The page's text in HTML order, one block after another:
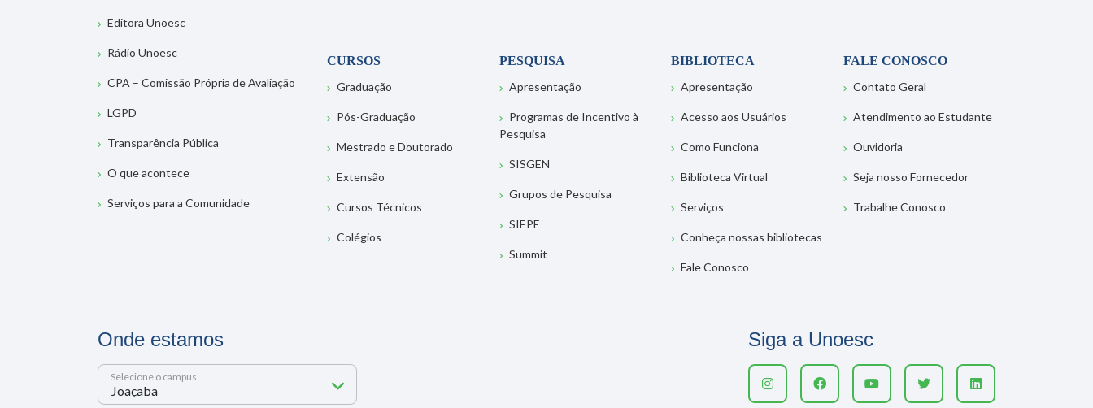
Editora Unoesc
Rádio Unoesc
CPA – Comissão Própria de Avaliação
LGPD
Transparência Pública
O que acontece
Serviços para a Comunidade
CURSOS
Graduação
Pós-Graduação
Mestrado e Doutorado
Extensão
Cursos Técnicos
Colégios
PESQUISA
Apresentação
Programas de Incentivo à
Pesquisa
SISGEN
Grupos de Pesquisa
SIEPE
Summit
BIBLIOTECA
Apresentação
Acesso aos Usuários
Como Funciona
Biblioteca Virtual
Serviços
Conheça nossas bibliotecas
Fale Conosco
FALE CONOSCO
Contato Geral
Atendimento ao Estudante
Ouvidoria
Seja nosso Fornecedor
Trabalhe Conosco
Onde estamos
Selecione o campus
Siga a Unoesc